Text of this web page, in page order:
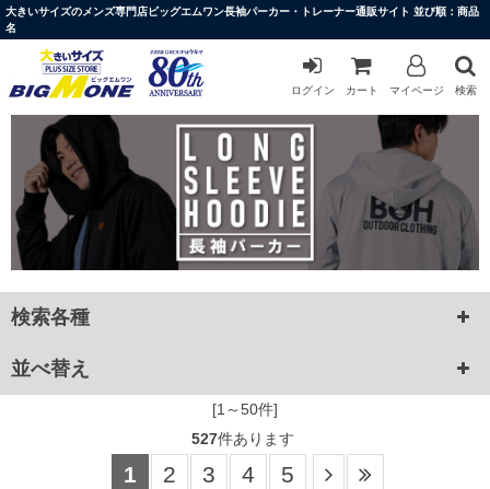
大きいサイズのメンズ専門店ビッグエムワン長袖パーカー・トレーナー通販サイト 並び順：商品
名
ログイン カート マイページ 検索
検索各種
並べ替え
[1～50件]
527件あります
1 2 3 4 5